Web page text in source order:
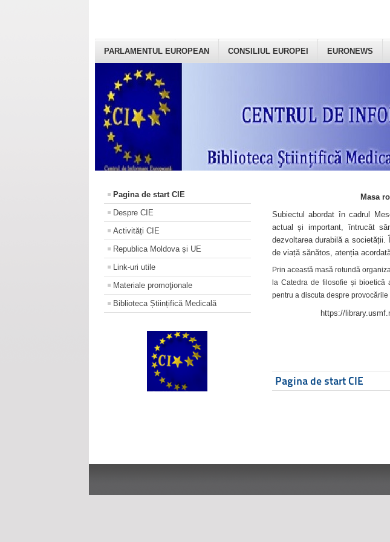
PARLAMENTUL EUROPEAN CONSILIUL EUROPEI EURONEWS
Pagina de start CIE
Despre CIE
Activități CIE
Republica Moldova și UE
Link-uri utile
Materiale promoţionale
Biblioteca Științifică Medicală
Masa
Subiectul abordat în cadrul
actual și important, întrucât
dezvoltarea durabilă a societății.
de viață sănătos, atenția
Prin această masă rotundă
la Catedra de filosofie și bioetică
pentru a discuta despre
https://
Pagina de start CIE